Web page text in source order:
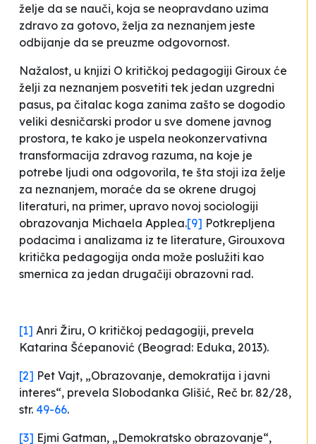
želje da se nauči, koja se neopravdano uzima
zdravo za gotovo, želja za neznanjem jeste
odbijanje da se preuzme odgovornost.
Nažalost, u knjizi O kritičkoj pedagogiji Giroux će
želji za neznanjem posvetiti tek jedan uzgredni
pasus, pa čitalac koga zanima zašto se dogodio
veliki desničarski prodor u sve domene javnog
prostora, te kako je uspela neokonzervativna
transformacija zdravog razuma, na koje je
potrebe ljudi ona odgovorila, te šta stoji iza želje
za neznanjem, moraće da se okrene drugoj
literaturi, na primer, upravo novoj sociologiji
obrazovanja Michaela Applea.[9] Potkrepljena
podacima i analizama iz te literature, Girouxova
kritička pedagogija onda može poslužiti kao
smernica za jedan drugačiji obrazovni rad.
[1] Anri Žiru, O kritičkoj pedagogiji, prevela
Katarina Šćepanović (Beograd: Eduka, 2013).
[2] Pet Vajt, „Obrazovanje, demokratija i javni
interes“, prevela Slobodanka Glišić, Reč br. 82/28,
str. 49-66.
[3] Ejmi Gatman, „Demokratsko obrazovanje“,